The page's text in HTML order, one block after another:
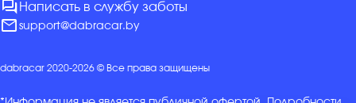
forum Написать в службу заботы
mail support@dabracar.by
dabracar 2020-2026 © Все права защищены